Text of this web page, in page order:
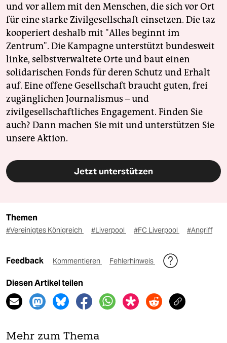
und vor allem mit den Menschen, die sich vor Ort
für eine starke Zivilgesellschaft einsetzen. Die taz
kooperiert deshalb mit "Alles beginnt im
Zentrum". Die Kampagne unterstützt bundesweit
linke, selbstverwaltete Orte und baut einen
solidarischen Fonds für deren Schutz und Erhalt
auf. Eine offene Gesellschaft braucht guten, frei
zugänglichen Journalismus – und
zivilgesellschaftliches Engagement. Finden Sie
auch? Dann machen Sie mit und unterstützen Sie
unsere Aktion.
Jetzt unterstützen
Themen
#Vereinigtes Königreich #Liverpool #FC Liverpool #Angriff
Feedback Kommentieren Fehlerhinweis
Diesen Artikel teilen
Mehr zum Thema